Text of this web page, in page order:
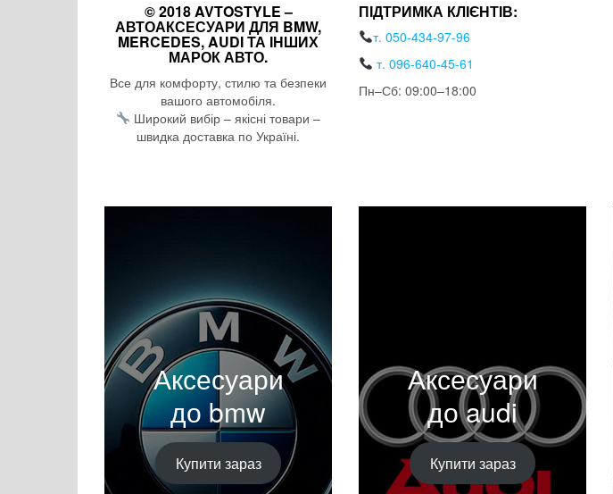
© 2018 AVTOSTYLE –
АВТОАКСЕСУАРИ ДЛЯ BMW,
MERCEDES, AUDI ТА ІНШИХ
МАРОК АВТО.
Все для комфорту, стилю та безпеки
вашого автомобіля.
Широкий вибір – якісні товари –
швидка доставка по Україні.
ПІДТРИМКА КЛІЄНТІВ:
т. 050-434-97-96
т. 096-640-45-61
Пн–Сб: 09:00–18:00
Аксесуари
до bmw
Купити зараз
Аксесуари
до audi
Купити зараз